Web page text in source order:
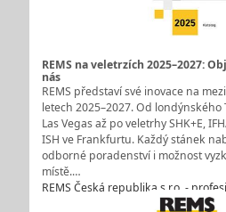
REMS na veletrzích 2025–2027:
nás
REMS představí své inovace na
letech 2025–2027. Od londýnského
Las Vegas až po veletrhy SHK+E,
ISH ve Frankfurtu. Každý stánek
odborné poradenství i možnost
místě.…
REMS Česká republika s.r.o. -